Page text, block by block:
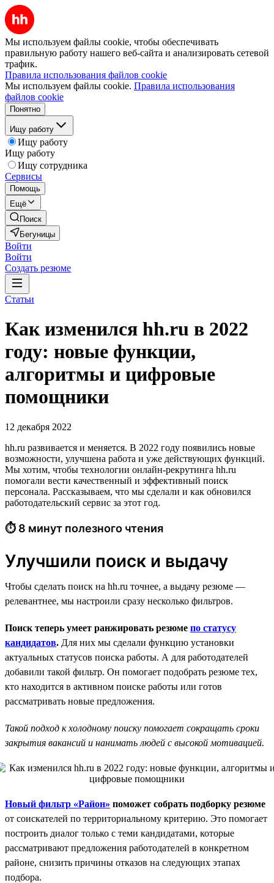
Мы используем файлы cookie, чтобы обеспечивать
правильную работу нашего веб-сайта и анализировать сетевой
трафик.
Правила использования файлов cookie
Мы используем файлы cookie. Правила использования
файлов cookie
Понятно
Ищу работу
Ищу работу
Ищу работу
Ищу сотрудника
Сервисы
Помощь
Ещё
Поиск
Бегуницы
Войти
Войти
Создать резюме
Статьи
Как изменился hh.ru в 2022
году: новые функции,
алгоритмы и цифровые
помощники
12 декабря 2022
hh.ru развивается и меняется. В 2022 году появились новые
возможности, улучшена работа и уже действующих функций.
Мы хотим, чтобы технологии онлайн-рекрутинга hh.ru
помогали вести качественный и эффективный поиск
персонала. Рассказываем, что мы сделали и как обновился
работодательский сервис за этот год.
⏱ 8 минут полезного чтения
Улучшили поиск и выдачу
Чтобы сделать поиск на hh.ru точнее, а выдачу резюме —
релевантнее, мы настроили сразу несколько фильтров.
Поиск теперь умеет ранжировать резюме по статусу
кандидатов. Для них мы сделали функцию установки
актуальных статусов поиска работы. А для работодателей
добавили такой фильтр. Он помогает подобрать резюме тех,
кто находится в активном поиске работы или готов
рассматривать новые предложения.
Такой подход к холодному поиску помогает сокращать сроки
закрытия вакансий и нанимать людей с высокой мотивацией.
Новый фильтр «Район» поможет собрать подборку резюме
от соискателей по территориальному критерию. Это помогает
построить диалог только с теми кандидатами, которые
рассматривают предложения работодателей в конкретном
районе, снизить причины отказов на следующих этапах
подбора.